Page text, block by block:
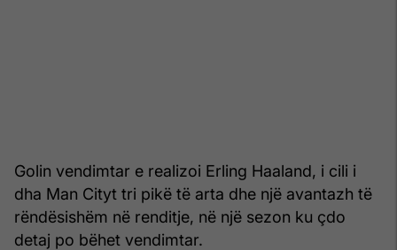
Golin vendimtar e realizoi Erling Haaland, i cili i
dha Man Cityt tri pikë të arta dhe një avantazh të
rëndësishëm në renditje, në një sezon ku çdo
detaj po bëhet vendimtar.